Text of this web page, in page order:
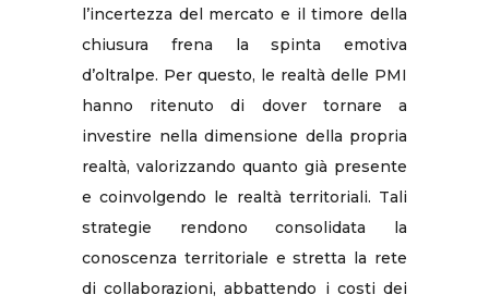
l’incertezza del mercato e il timore della
chiusura frena la spinta emotiva
d’oltralpe. Per questo, le realtà delle PMI
hanno ritenuto di dover tornare a
investire nella dimensione della propria
realtà, valorizzando quanto già presente
e coinvolgendo le realtà territoriali. Tali
strategie rendono consolidata la
conoscenza territoriale e stretta la rete
di collaborazioni, abbattendo i costi dei